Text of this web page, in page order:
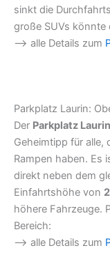
sinkt die
große SUVs könnte
–> alle Details zum
Parkplatz Laurin:
Der Parkplatz Laurin
Geheimtipp für alle,
Rampen haben. Es
direkt neben dem
Einfahrtshöhe von
höhere Fahrzeuge.
Bereich:
–> alle Details zum